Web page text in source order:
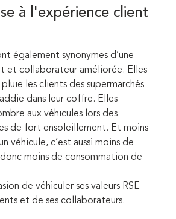
à l'expérience client
également synonymes d’une
et collaborateur améliorée. Elles
les clients des supermarchés
dans leur coffre. Elles
aux véhicules lors des
de fort ensoleillement. Et moins
véhicule, c’est aussi moins de
moins de consommation de
de véhiculer ses valeurs RSE
et de ses collaborateurs.